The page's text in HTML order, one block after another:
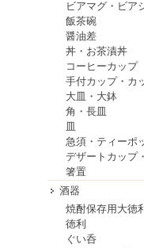
ビアマグ・ビア
飯茶碗
醤油差
丼・お茶漬丼
コーヒーカップ
手付カップ・カ
大皿・大鉢
角・長皿
皿
急須・ティーポ
デザートカップ
箸置
酒器
焼酎保存用大徳
徳利
ぐい呑